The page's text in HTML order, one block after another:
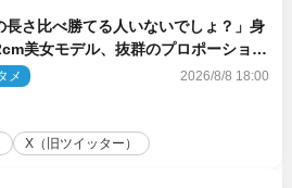
長さ比べ勝てる人いないでしょ？」身
美女モデル、抜群のプロポーション
衝撃
メ 2026/8/8 18:00
X（旧ツイッター）